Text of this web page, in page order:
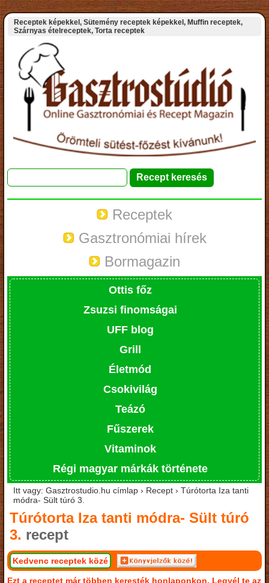
Receptek képekkel, Sütemény receptek képekkel, Muffin receptek,
Szárnyas ételreceptek, Torta receptek
Receptek
Gasztronómiai hírek
Bormagazin
Ottis főz
Zsuzsi finomságai
UFF blog
Grill
Életmód
Csokivilág
Teázó
Fűszerek
Vitaminok
Régi magyar márkák története
Itt vagy: Gasztrostudio.hu címlap › Recept › Túrótorta Iza tanti
módra- Sült túró 3.
Túrótorta Iza tanti módra- Sült túró
3. recept
Kedvenc receptek közé
Ezt a receptet már többen keresték honlaponkon. Legyél te az